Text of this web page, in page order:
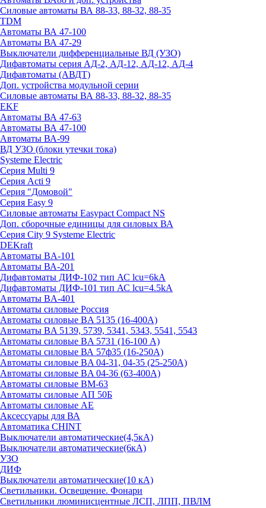
Силовые автоматы ВА 88-33, 88-32, 88-35
TDM
Автоматы ВА 47-100
Автоматы ВА 47-29
Выключатели дифференциальные ВД (УЗО)
Дифавтоматы серия АД-2, АД-12, АД-12, АД-4
Дифавтоматы (АВДТ)
Доп. устройства модульной серии
Силовые автоматы ВА 88-33, 88-32, 88-35
EKF
Автоматы ВА 47-63
Автоматы ВА 47-100
Автоматы ВА-99
ВД УЗО (блоки утечки тока)
Systeme Electric
Серия Multi 9
Серия Acti 9
Серия "Домовой"
Серия Easy 9
Силовые автоматы Easypact Compact NS
Доп. сборочные единицы для силовых ВА
Серия City 9 Systeme Electric
DEKraft
Автоматы BA-101
Автоматы ВА-201
Дифавтоматы ДИФ-102 тип АС lcu=6kA
Дифавтоматы ДИФ-101 тип АС lcu=4.5kA
Автоматы BA-401
Автоматы силовые Россия
Автоматы силовые BA 5135 (16-400А)
Автоматы BA 5139, 5739, 5341, 5343, 5541, 5543
Автоматы силовые BA 5731 (16-100 А)
Автоматы силовые ВА 57ф35 (16-250А)
Автоматы силовые BA 04-31, 04-35 (25-250А)
Автоматы силовые BA 04-36 (63-400А)
Автоматы силовые ВМ-63
Автоматы силовые АП 50Б
Автоматы силовые АЕ
Аксессуары для ВА
Автоматика CHINT
Выключатели автоматические(4,5кА)
Выключатели автоматические(6кА)
УЗО
ДИФ
Выключатели автоматические(10 кА)
Светильники. Освещение. Фонари
Светильники люминисцентные ЛСП, ЛПП, ПВЛМ